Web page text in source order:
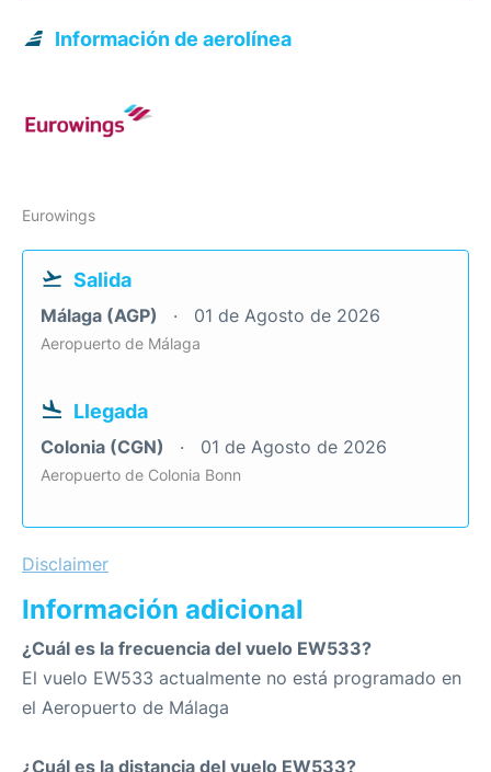
Información de aerolínea
Eurowings
Salida
Málaga (AGP) 01 de Agosto de 2026
Aeropuerto de Málaga
Llegada
Colonia (CGN) 01 de Agosto de 2026
Aeropuerto de Colonia Bonn
Disclaimer
Información adicional
¿Cuál es la frecuencia del vuelo EW533?
El vuelo EW533 actualmente no está programado en
el Aeropuerto de Málaga
¿Cuál es la distancia del vuelo EW533?